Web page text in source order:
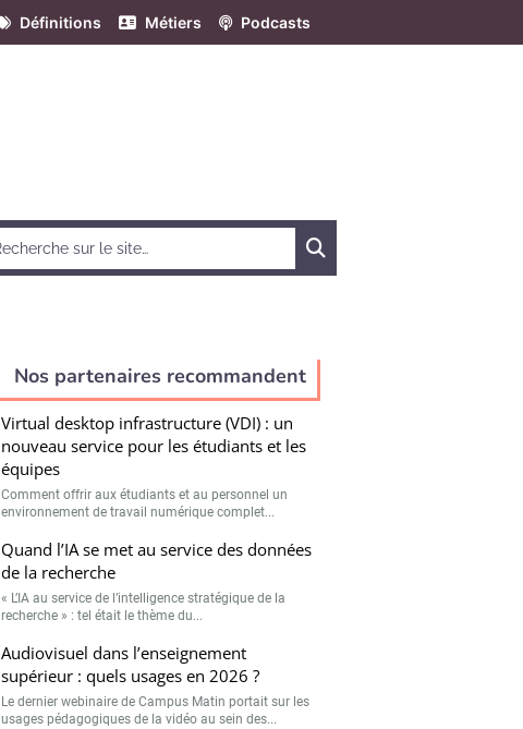
Définitions Métiers Podcasts
Nos partenaires recommandent
Virtual desktop infrastructure (VDI) : un
nouveau service pour les étudiants et les
équipes
Comment offrir aux étudiants et au personnel un
environnement de travail numérique complet...
Quand l’IA se met au service des données
de la recherche
« L’IA au service de l’intelligence stratégique de la
recherche » : tel était le thème du...
Audiovisuel dans l’enseignement
supérieur : quels usages en 2026 ?
Le dernier webinaire de Campus Matin portait sur les
usages pédagogiques de la vidéo au sein des...